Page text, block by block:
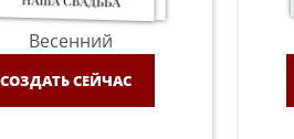
Весенний
СОЗДАТЬ СЕЙЧАС